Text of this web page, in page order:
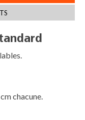
chacune.